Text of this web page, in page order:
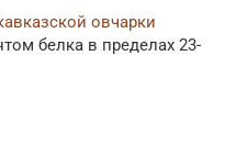
овчарки
белка в пределах 23-